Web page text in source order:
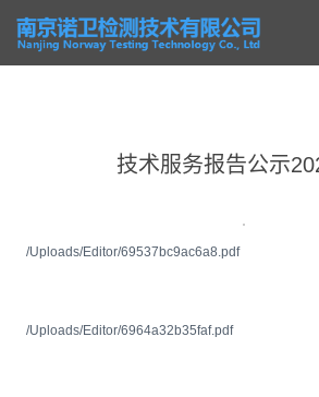
技术服务报告公示
/Uploads/Editor/69537bc9ac6a8.pdf
/Uploads/Editor/6964a32b35faf.pdf